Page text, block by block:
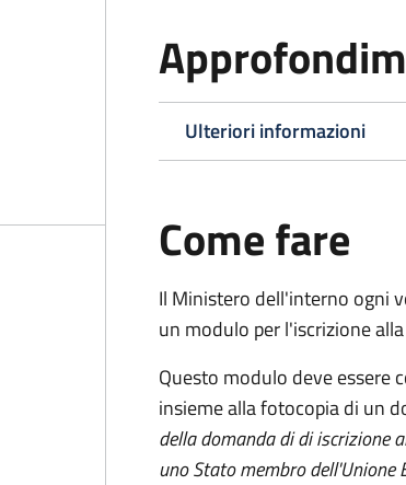
Ulteriori informazioni
Come fare
Il Ministero dell'interno ogni
un modulo per l'iscrizione
Questo modulo deve essere
insieme alla fotocopia di un
della domanda di di iscrizione
uno Stato membro dell'Unione